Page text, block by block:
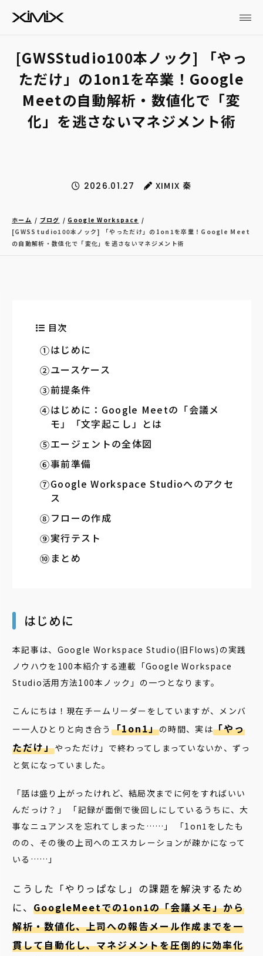
[GWSStudio100本ノック] 「やっ
ただけ」の1on1を卒業！Google
Meetの自動解析・数値化で「変
化」を逃さないマネジメント術
2026.01.27 XIMIX 秦
ホーム ブログ
Google Workspace
[GWSStudio100本ノック] 「やっただけ」の1on1を卒業！Google Meet
の自動解析・数値化で「変化」を逃さないマネジメント術
目次
はじめに
ユースケース
前提条件
はじめに：Google Meetの「会議メ
モ」「文字起こし」とは
エージェントの全体図
事前準備
Google Workspace Studioへのアクセ
ス
フローの作成
実行テスト
まとめ
はじめに
本記事は、Google Workspace Studio(旧Flows)の実践
ノウハウを100本紹介する連載「Google Workspace
Studio活用方法100本ノック」の一つとなります。
こんにちは！現在チームリーダーをしていますが、メンバ
ー一人ひとりと向き合う 「1on1」の時間、実は「やっ
ただけ」やっただけ」で終わってしまっていないか、ずっ
と気になっていました。
「話は盛り上がったけれど、結局次までに何をすればいい
んだっけ？」 「記録が面倒で後回しにしているうちに、大
事なニュアンスを忘れてしまった……」 「1on1をしたも
のの、その後の上司へのエスカレーションが疎かになって
いる……」
こうした「やりっぱなし」の課題を解決するため
に、 GoogleMeetでの1on1の「会議メモ」から
解析・数値化、上司への報告メール作成までを一
貫して自動化し、マネジメントを圧倒的に効率化